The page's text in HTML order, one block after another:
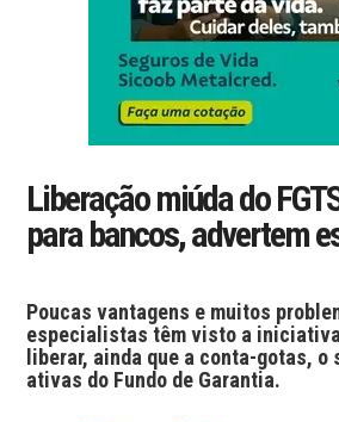
Liberação miúda do
para bancos, advertem
Poucas vantagens e muitos
especialistas têm visto a
liberar, ainda que a conta-gotas, o
ativas do Fundo de Garantia.